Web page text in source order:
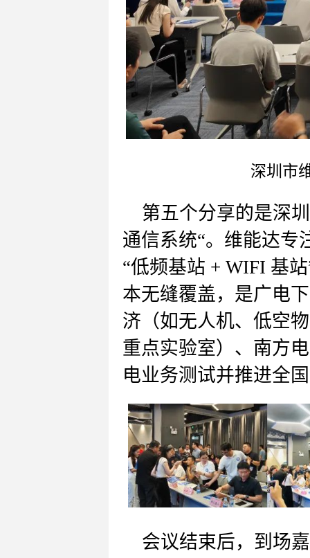
深圳市
第五个分享的是深
通信系统“。 维能达专
“低频基站 + WIFI 基
本无缝覆盖，是广电
济（如无人机、低空
重点实验室）、南方
电业务测试并推进全
会议结束后，到 场